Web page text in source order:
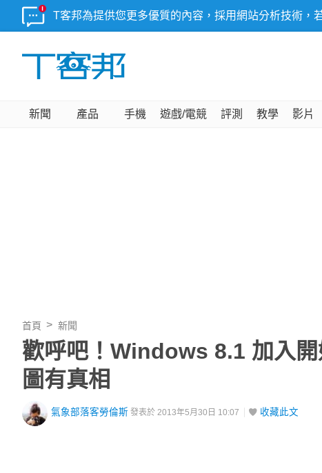
T客邦為提供您更多優質的內容，採用網站分析技術，
新聞 產品 手機 遊戲/電競 評測 教學 影片
首頁 新聞
歡呼吧！Windows 8.1 加入
圖有真相
氣象部落客勞倫斯 發表於 2013年5月30日 10:07 收藏此文